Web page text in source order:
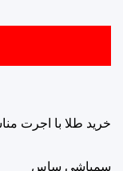
خرید طلا با اجرت
سمپاشی ساس